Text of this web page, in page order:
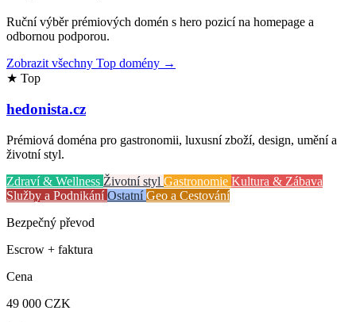
Ruční výběr prémiových domén s hero pozicí na homepage a
odbornou podporou.
Zobrazit všechny Top domény →
★ Top
hedonista.cz
Prémiová doména pro gastronomii, luxusní zboží, design, umění a
životní styl.
Zdraví & Wellness Životní styl Gastronomie Kultura & Zábava
Služby a PodnikáníOstatníGeo a Cestování
Bezpečný převod
Escrow + faktura
Cena
49 000 CZK